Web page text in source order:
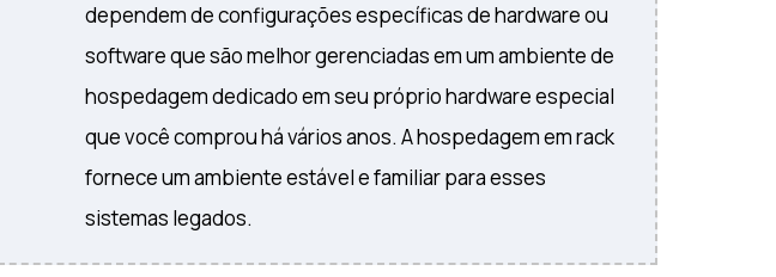
dependem de configurações específicas de hardware ou
software que são melhor gerenciadas em um ambiente de
hospedagem dedicado em seu próprio hardware especial
que você comprou há vários anos. A hospedagem em rack
fornece um ambiente estável e familiar para esses
sistemas legados.